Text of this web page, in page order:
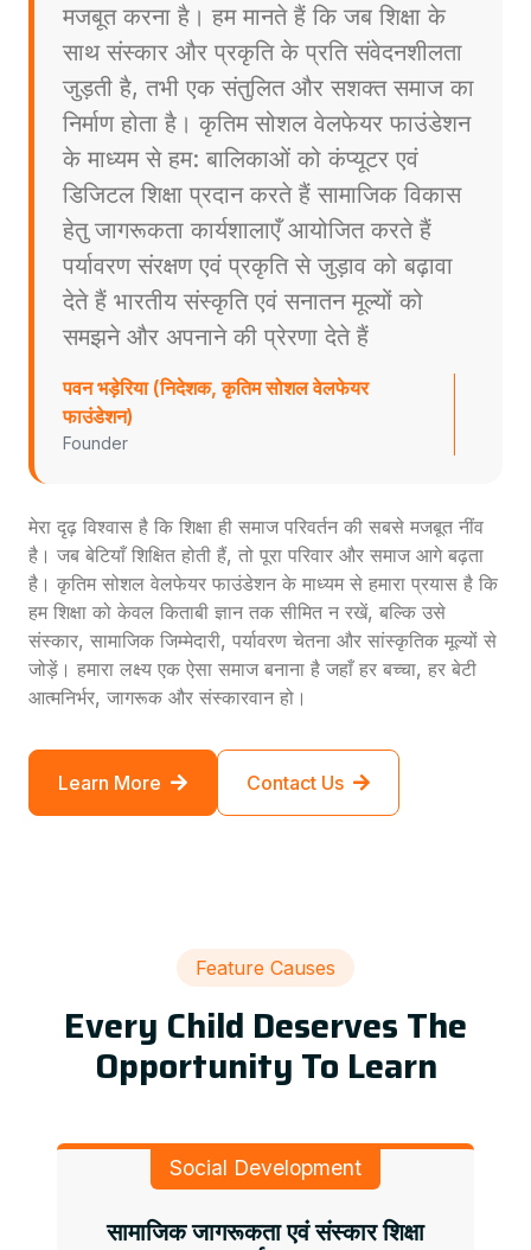
मजबूत करना है। हम मानते हैं कि जब शिक्षा के
साथ संस्कार और प्रकृति के प्रति संवेदनशीलता
जुड़ती है, तभी एक संतुलित और सशक्त समाज का
निर्माण होता है। कृतिम सोशल वेलफेयर फाउंडेशन
के माध्यम से हम: बालिकाओं को कंप्यूटर एवं
डिजिटल शिक्षा प्रदान करते हैं सामाजिक विकास
हेतु जागरूकता कार्यशालाएँ आयोजित करते हैं
पर्यावरण संरक्षण एवं प्रकृति से जुड़ाव को बढ़ावा
देते हैं भारतीय संस्कृति एवं सनातन मूल्यों को
समझने और अपनाने की प्रेरणा देते हैं
पवन भड़ेरिया (निदेशक, कृतिम सोशल वेलफेयर
फाउंडेशन)
Founder
मेरा दृढ़ विश्वास है कि शिक्षा ही समाज परिवर्तन की सबसे मजबूत नींव
है। जब बेटियाँ शिक्षित होती हैं, तो पूरा परिवार और समाज आगे बढ़ता
है। कृतिम सोशल वेलफेयर फाउंडेशन के माध्यम से हमारा प्रयास है कि
हम शिक्षा को केवल किताबी ज्ञान तक सीमित न रखें, बल्कि उसे
संस्कार, सामाजिक जिम्मेदारी, पर्यावरण चेतना और सांस्कृतिक मूल्यों से
जोड़ें। हमारा लक्ष्य एक ऐसा समाज बनाना है जहाँ हर बच्चा, हर बेटी
आत्मनिर्भर, जागरूक और संस्कारवान हो।
Learn More Contact Us
Feature Causes
Every Child Deserves The
Opportunity To Learn
Social Development
सामाजिक जागरूकता एवं संस्कार शिक्षा